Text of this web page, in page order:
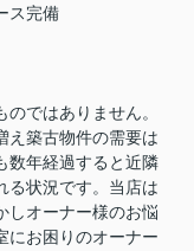
ス完備
ではありません。
え築古物件の需要は
数年経過すると近隣
る状況です。当店は
しオーナー様のお悩
にお困りのオーナー